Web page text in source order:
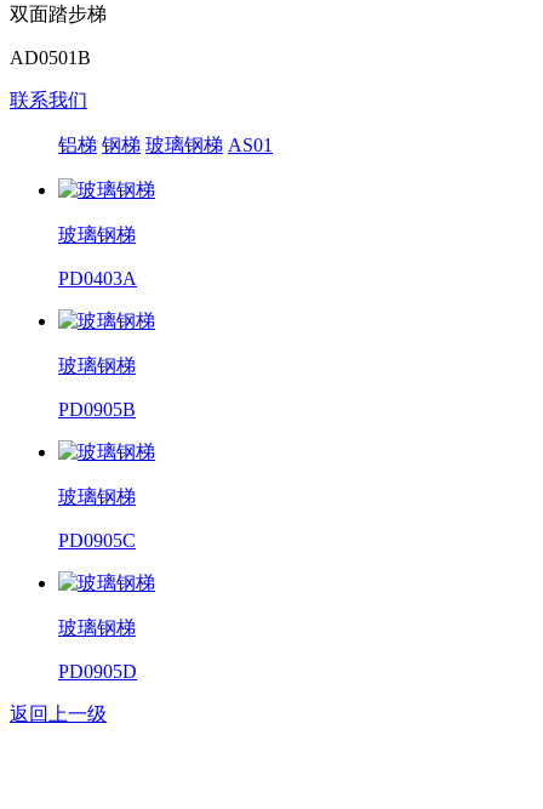
双面踏步梯
AD0501B
联系我们
铝梯 钢梯 玻璃钢梯 AS01
玻璃钢梯
PD0403A
玻璃钢梯
PD0905B
玻璃钢梯
PD0905C
玻璃钢梯
PD0905D
返回上一级